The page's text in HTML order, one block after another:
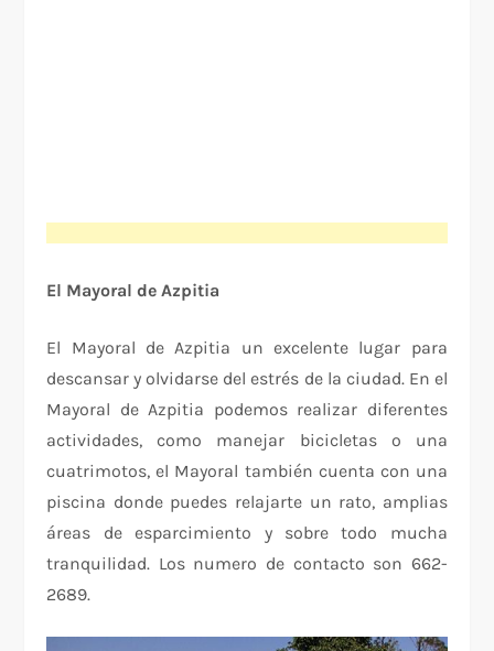
El Mayoral de Azpitia
El Mayoral de Azpitia un excelente lugar para
descansar y olvidarse del estrés de la ciudad. En el
Mayoral de Azpitia podemos realizar diferentes
actividades, como manejar bicicletas o una
cuatrimotos, el Mayoral también cuenta con una
piscina donde puedes relajarte un rato, amplias
áreas de esparcimiento y sobre todo mucha
tranquilidad. Los numero de contacto son 662-
2689.